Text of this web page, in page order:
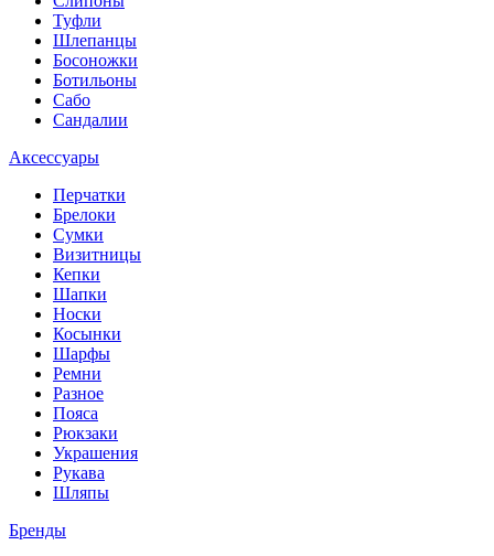
Туфли
Шлепанцы
Босоножки
Ботильоны
Сабо
Сандалии
Аксессуары
Перчатки
Брелоки
Сумки
Визитницы
Кепки
Шапки
Носки
Косынки
Шарфы
Ремни
Разное
Пояса
Рюкзаки
Украшения
Рукава
Шляпы
Бренды